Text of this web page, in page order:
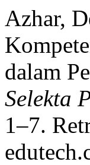
Azhar,
dalam
Selekta
1–7.